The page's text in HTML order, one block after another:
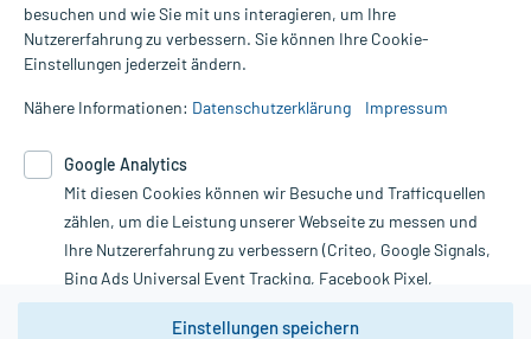
Alle Preise gelten inkl. MwSt., ggf. zzgl. Versandkosten
Informationen auf dieser Website werden ausschließlich für
die Untersuchung und Behandlung durch einen Arzt. Bitte
Therapien eingeleitet werden können. | Diese Webseite benutzt
Google Analytics. Lesen Sie bitte dazu die wichtigen Hinweise in
unserer Datenschutzerklärung. Für den Widerruf einer Bestellung
nutzen Sie das Formular:
Vertrag widerrufen
besuchen und wie Sie mit uns interagieren, um Ihre
Nutzererfahrung zu verbessern. Sie können Ihre Cookie-
Einstellungen jederzeit ändern.
Nähere Informationen: Datenschutzerklärung Impressum
Google Analytics
Mit diesen Cookies können wir Besuche und Trafficquellen
zählen, um die Leistung unserer Webseite zu messen und
Ihre Nutzererfahrung zu verbessern (Criteo, Google Signals,
Bing Ads Universal Event Tracking, Facebook Pixel,
Youtube-Social Plugin).
Einstellungen speichern